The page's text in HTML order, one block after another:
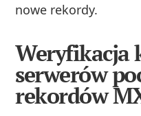
nowe rekordy.
Weryfikacja
serwerów
rekordów